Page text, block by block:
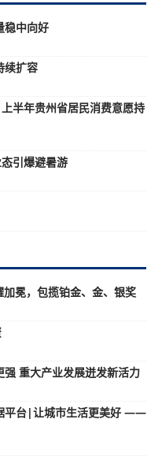
稳中向好
续扩容
半年贵州省居民消费意愿持
引爆避暑游
冕，包揽铂金、金、银奖
重大产业发展迸发新活力
平台|让城市生活更美好 ——